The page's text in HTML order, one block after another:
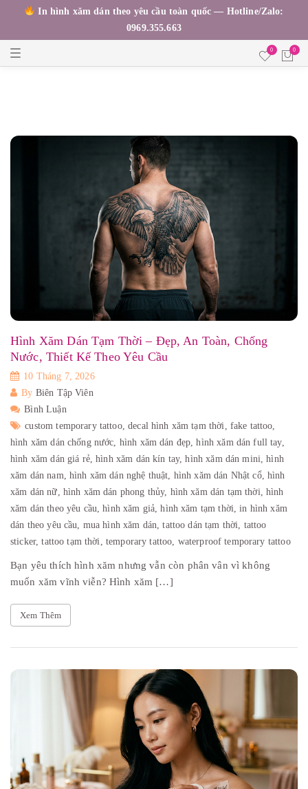
In hình xăm dán theo yêu cầu toàn quốc — Hotline/Zalo:
0969.355.663
T
v
0 0
Hình Xăm Dán Tạm Thời – Đẹp, An Toàn, Chống
Nước, Thiết Kế Theo Yêu Cầu
10 Tháng 7, 2026
By Biên Tập Viên
Bình Luận
custom temporary tattoo,decal hình xăm tạm thời, fake tattoo,
hình xăm dán chống nước, hình xăm dán đẹp,hình xăm dán full tay,
hình xăm dán giá rẻ,hình xăm dán kín tay,hình xăm dán mini,hình
xăm dán nam, hình xăm dán nghệ thuật, hình xăm dán Nhật cổ,hình
xăm dán nữ, hình xăm dán phong thủy, hình xăm dán tạm thời,hình
xăm dán theo yêu cầu,hình xăm giả,hình xăm tạm thời,in hình xăm
dán theo yêu cầu, mua hình xăm dán,tattoo dán tạm thời, tattoo
sticker,tattoo tạm thời, temporary tattoo, waterproof temporary tattoo
Bạn yêu thích hình xăm nhưng vẫn còn phân vân vì không
muốn xăm vĩnh viễn? Hình xăm […]
Xem Thêm